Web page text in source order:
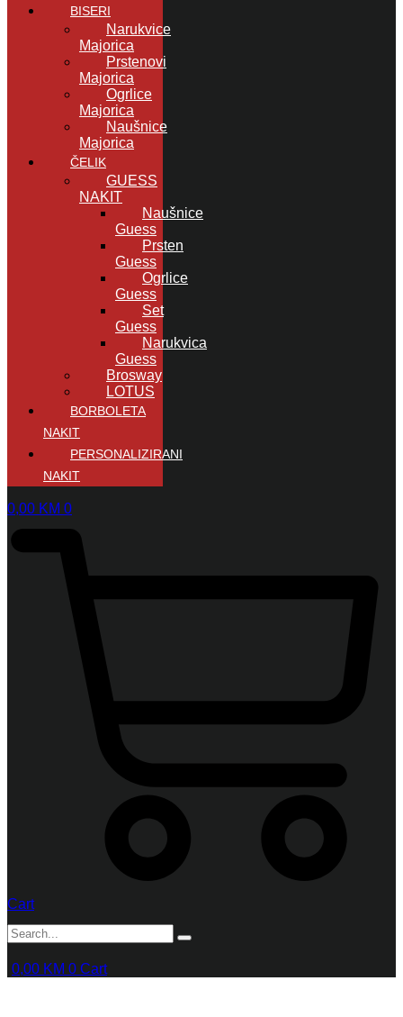
BISERI
Narukvice
Majorica
Prstenovi
Majorica
Ogrlice
Majorica
Naušnice
Majorica
ČELIK
GUESS
NAKIT
Naušnice
Guess
Prsten
Guess
Ogrlice
Guess
Set
Guess
Narukvica
Guess
Brosway
LOTUS
BORBOLETA
NAKIT
PERSONALIZIRANI
NAKIT
0,00 KM 0
Cart
0,00 KM 0 Cart